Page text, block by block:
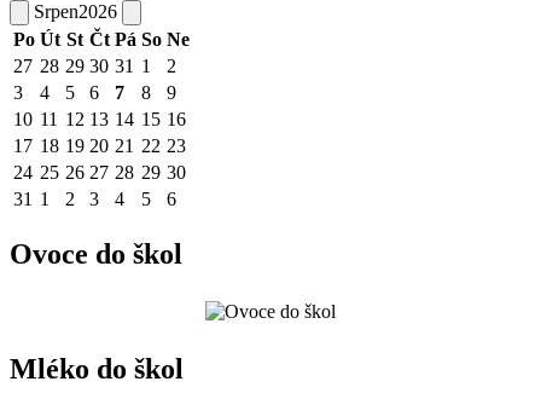
Srpen2026
Po Út St Čt Pá So Ne
27 28 29 30 31 1
2
3
4 5 6 7 8
9
10 11 12 13 14 15 16
17 18 19 20 21 22 23
24 25 26 27 28 29 30
31 1 2 3 4 5 6
Ovoce do škol
Mléko do škol